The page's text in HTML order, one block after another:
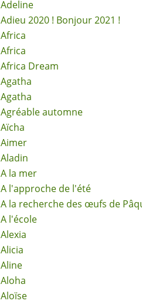
Adeline
Adieu 2020 ! Bonjour 2021 !
Africa
Africa
Africa Dream
Agatha
Agatha
Agréable automne
Aïcha
Aimer
Aladin
A la mer
A l'approche de l'été
A la recherche des œufs de
A l'école
Alexia
Alicia
Aline
Aloha
Aloïse